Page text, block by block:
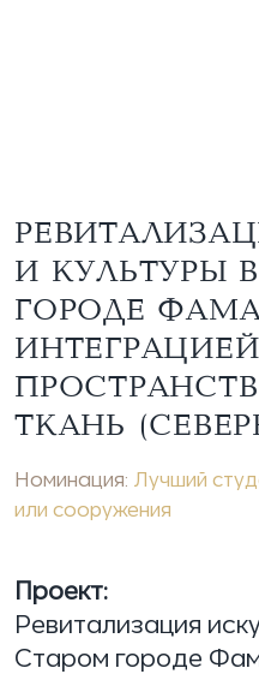
И КУЛЬТУРЫ
ГОРОДЕ
ТКАНЬ
Номинация: Лучший
или сооружения
Проект:
Ревитализация
Старом городе